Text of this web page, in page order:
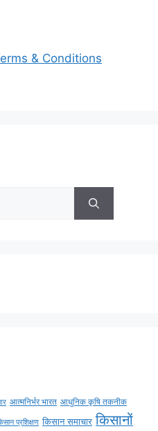
& Conditions
आत्मनिर्भर भारत आधुनिक कृषि तकनीक
प्रशिक्षण किसान समाचार किसानों